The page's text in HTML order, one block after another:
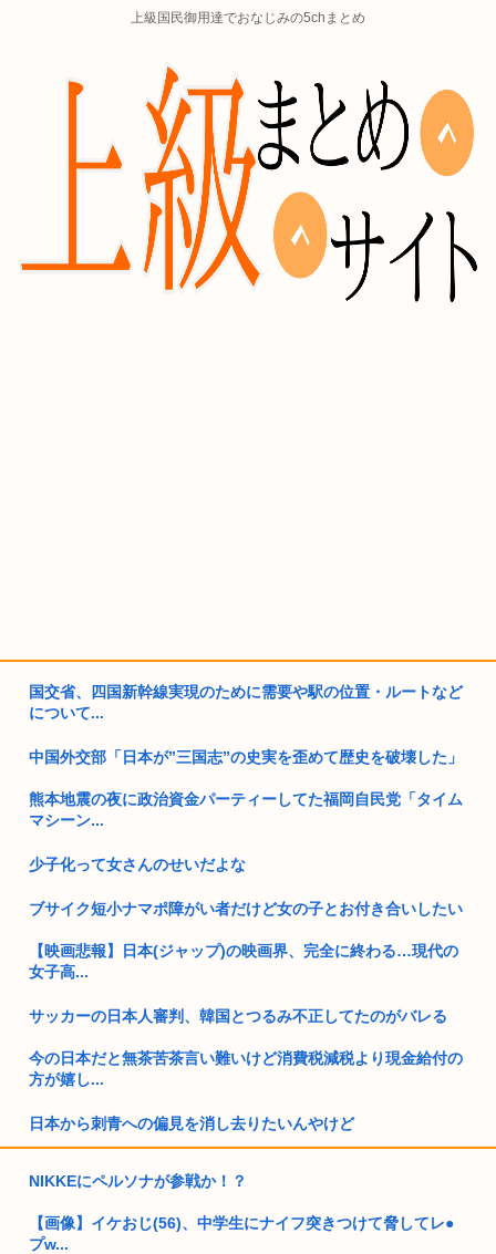
上級国民御用達でおなじみの5chまとめ
国交省、四国新幹線実現のために需要や駅の位置・ルートなど
について...
中国外交部「日本が”三国志”の史実を歪めて歴史を破壊した」
熊本地震の夜に政治資金パーティーしてた福岡自民党「タイム
マシーン...
少子化って女さんのせいだよな
ブサイク短小ナマポ障がい者だけど女の子とお付き合いしたい
【映画悲報】日本(ジャップ)の映画界、完全に終わる…現代の
女子高...
サッカーの日本人審判、韓国とつるみ不正してたのがバレる
今の日本だと無茶苦茶言い難いけど消費税減税より現金給付の
方が嬉し...
日本から刺青への偏見を消し去りたいんやけど
前例の...
NIKKEにペルソナが参戦か！？
【画像】イケおじ(56)、中学生にナイフ突きつけて脅してレ●
プw...